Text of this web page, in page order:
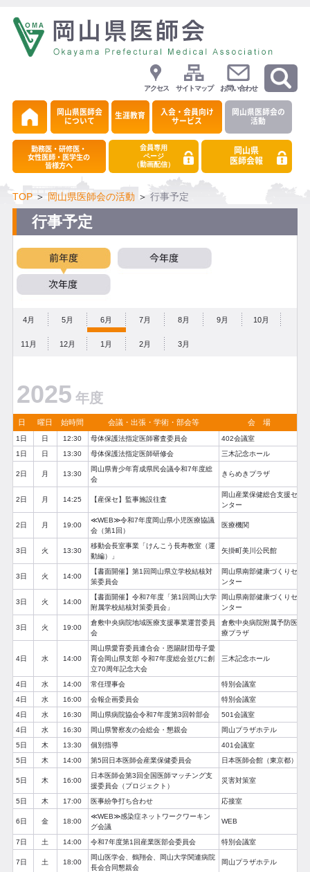
アクセス サイトマップ お問い合わせ
岡山県医師会
について
生涯教育
入会・会員向け
サービス
岡山県医師会の
活動
勤務医・研修医・
女性医師・医学生の
皆様方へ
会員専用
ページ
（動画配信）
岡山県
医師会報
TOP＞ 岡山県医師会の活動 ＞ 行事予定
行事予定
4月 5月 6月 7月 8月 9月 10月
11月 12月 1月 2月 3月
2025 年度
日 曜日 始時間 会議・出張・学術・部会等 会 場
1日 日 12:30 母体保護法指定医師審査委員会
402会議室
1日
日 13:30 母体保護法指定医師研修会 三木記念ホール
2日 月 13:30
岡山県青少年育成県民会議令和7年度総
会
きらめきプラザ
2日 月 14:25 【産保セ】監事施設往査
岡山産業保健総合支援セ
ンター
2日 月 19:00
≪WEB≫令和7年度岡山県小児医療協議
会（第1回）
医療機関
3日 火 13:30
移動会長室事業「けんこう長寿教室（運
動編）」
矢掛町美川公民館
3日 火 14:00
【書面開催】第1回岡山県立学校結核対
策委員会
岡山県南部健康づくりセ
ンター
3日 火 14:00
【書面開催】令和7年度「第1回岡山大学
附属学校結核対策委員会」
岡山県南部健康づくりセ
ンター
3日 火 19:00
倉敷中央病院地域医療支援事業運営委員
会
倉敷中央病院附属予防医
療プラザ
4日 水 14:00
岡山県愛育委員連合会・恩賜財団母子愛
育会岡山県支部 令和7年度総会並びに創
立70周年記念大会
三木記念ホール
4日 水 14:00 常任理事会
特別会議室
4日
水 16:00 会報企画委員会
特別会議室
4日
水 16:30 岡山県病院協会令和7年度第3回幹部会
501会議室
4日
水 16:30 岡山県警察友の会総会・懇親会
岡山プラザホテル
5日
木 13:30 個別指導
401会議室
5日
木 14:00 第5回日本医師会産業保健委員会 日本医師会館（東京都）
5日 木 16:00
日本医師会第3回全国医師マッチング支
援委員会（プロジェクト）
災害対策室
5日 木 17:00 医事紛争打ち合わせ 応接室
6日 金 18:00
≪WEB≫感染症ネットワークワーキン
グ会議
WEB
7日 土 14:00 令和7年度第1回産業医部会委員会 特別会議室
7日 土 18:00
岡山医学会、鶴翔会、岡山大学関連病院
長会合同懇親会
岡山プラザホテル